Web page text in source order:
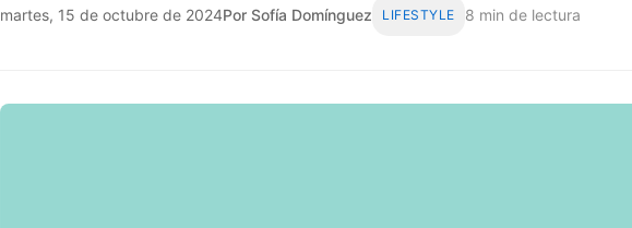
martes, 15 de octubre de 2024Por Sofía Domínguez LIFESTYLE 8 min de lectura